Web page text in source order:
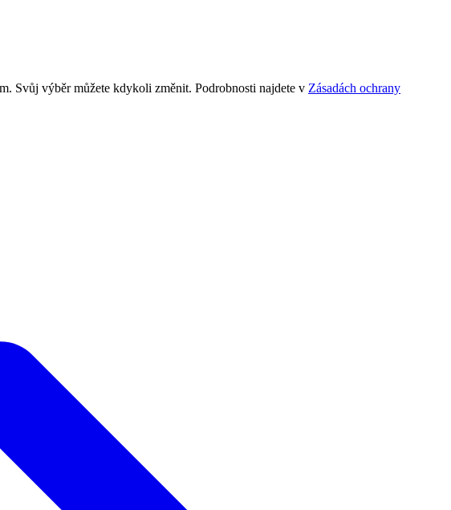
Svůj výběr můžete kdykoli změnit. Podrobnosti najdete v Zásadách ochrany